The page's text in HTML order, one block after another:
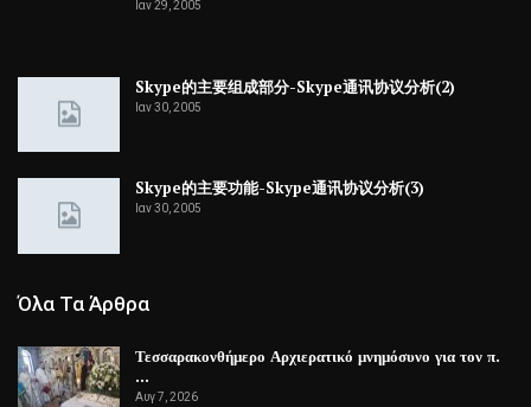
Ιαν 29, 2005
Skype的主要组成部分-Skype通讯协议分析(2)
Ιαν 30, 2005
Skype的主要功能-Skype通讯协议分析(3)
Ιαν 30, 2005
Όλα Τα Άρθρα
Τεσσαρακονθήμερο Αρχιερατικό μνημόσυνο για τον π.
…
Αυγ 7, 2026